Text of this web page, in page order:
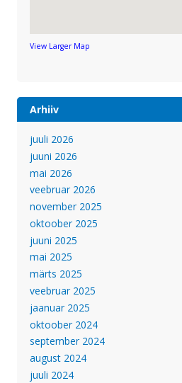
View Larger Map
Arhiiv
juuli 2026
juuni 2026
mai 2026
veebruar 2026
november 2025
oktoober 2025
juuni 2025
mai 2025
märts 2025
veebruar 2025
jaanuar 2025
oktoober 2024
september 2024
august 2024
juuli 2024